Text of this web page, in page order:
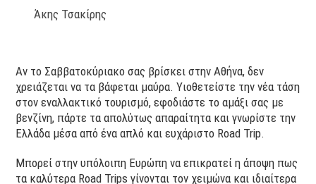
Άκης Τσακίρης
Αν το Σαββατοκύριακο σας βρίσκει στην Αθήνα, δεν
χρειάζεται να τα βάφεται μαύρα. Υιοθετείστε την νέα τάση
στον εναλλακτικό τουρισμό, εφοδιάστε το αμάξι σας με
βενζίνη, πάρτε τα απολύτως απαραίτητα και γνωρίστε την
Ελλάδα μέσα από ένα απλό και ευχάριστο Road Trip.
Μπορεί στην υπόλοιπη Ευρώπη να επικρατεί η άποψη πως
τα καλύτερα Road Trips γίνονται τον χειμώνα και ιδιαίτερα